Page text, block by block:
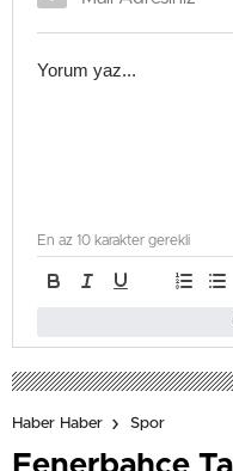
En az 10 karakter gerekli
Haber Haber Spor